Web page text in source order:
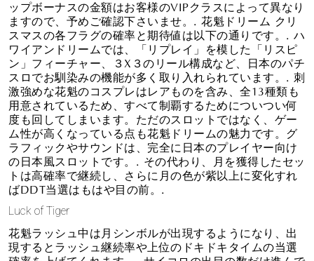
ップボーナスの金額はお客様のVIPクラスによって異なり
ますので、予めご確認下さいませ。. 花魁ドリーム クリ
スマスの各フラグの確率と期待値は以下の通りです。. ハ
ワイアンドリームでは、「リプレイ」を模した「リスピ
ン」フィーチャー、３X３のリール構成など、日本のパチ
スロでお馴染みの機能が多く取り入れられています。. 刺
激強めな花魁のコスプレはレアものを含み、全13種類も
用意されているため、すべて制覇するためについつい何
度も回してしまいます。ただのスロットではなく、ゲー
ム性が高くなっている点も花魁ドリームの魅力です。グ
ラフィックやサウンドは、完全に日本のプレイヤー向け
の日本風スロットです。. その代わり、月を獲得したセッ
トは高確率で継続し、さらに月の色が紫以上に変化すれ
ばDDT当選はもはや目の前。.
Luck of Tiger
花魁ラッシュ中は月シンボルが出現するようになり、出
現するとラッシュ継続率や上位のドキドキタイムの当選